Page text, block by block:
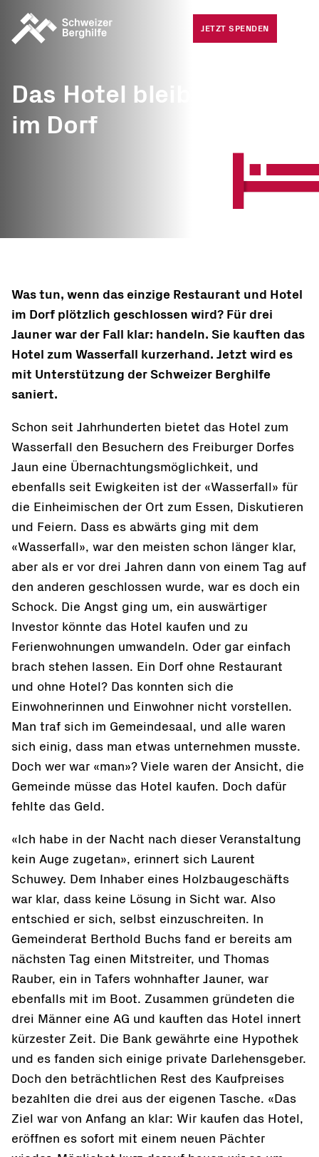
Was wir tun
Gesuche
JETZT SPENDEN
Das Hotel bleibt
im Dorf
Was tun, wenn das einzige Restaurant und Hotel
im Dorf plötzlich geschlossen wird? Für drei
Jauner war der Fall klar: handeln. Sie kauften das
Hotel zum Wasserfall kurzerhand. Jetzt wird es
mit Unterstützung der Schweizer Berghilfe
saniert.
Schon seit Jahrhunderten bietet das Hotel zum
Wasserfall den Besuchern des Freiburger Dorfes
Jaun eine Übernachtungsmöglichkeit, und
ebenfalls seit Ewigkeiten ist der «Wasserfall» für
die Einheimischen der Ort zum Essen, Diskutieren
und Feiern. Dass es abwärts ging mit dem
«Wasserfall», war den meisten schon länger klar,
aber als er vor drei Jahren dann von einem Tag auf
den anderen geschlossen wurde, war es doch ein
Schock. Die Angst ging um, ein auswärtiger
Investor könnte das Hotel kaufen und zu
Ferienwohnungen umwandeln. Oder gar einfach
brach stehen lassen. Ein Dorf ohne Restaurant
und ohne Hotel? Das konnten sich die
Einwohnerinnen und Einwohner nicht vorstellen.
Man traf sich im Gemeindesaal, und alle waren
sich einig, dass man etwas unternehmen musste.
Doch wer war «man»? Viele waren der Ansicht, die
Gemeinde müsse das Hotel kaufen. Doch dafür
fehlte das Geld.
«Ich habe in der Nacht nach dieser Veranstaltung
kein Auge zugetan», erinnert sich Laurent
Schuwey. Dem Inhaber eines Holzbaugeschäfts
war klar, dass keine Lösung in Sicht war. Also
entschied er sich, selbst einzuschreiten. In
Gemeinderat Berthold Buchs fand er bereits am
nächsten Tag einen Mitstreiter, und Thomas
Rauber, ein in Tafers wohnhafter Jauner, war
ebenfalls mit im Boot. Zusammen gründeten die
drei Männer eine AG und kauften das Hotel innert
kürzester Zeit. Die Bank gewährte eine Hypothek
und es fanden sich einige private Darlehensgeber.
Doch den beträchtlichen Rest des Kaufpreises
bezahlten die drei aus der eigenen Tasche. «Das
Ziel war von Anfang an klar: Wir kaufen das Hotel,
eröffnen es sofort mit einem neuen Pächter